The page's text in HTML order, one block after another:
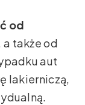
od
a także od
aut
lakierniczą,